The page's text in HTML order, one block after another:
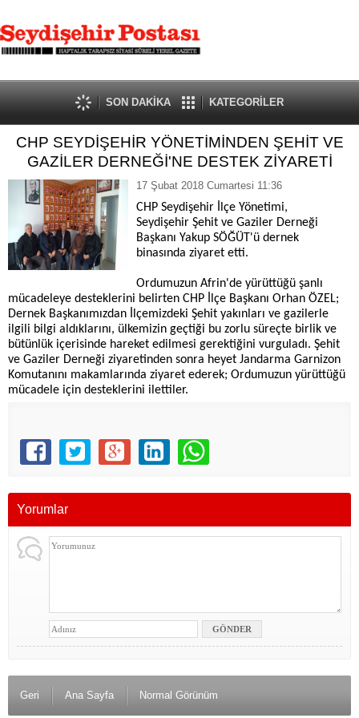
SON DAKİKA KATEGORİLER
CHP SEYDİŞEHİR YÖNETİMİNDEN ŞEHİT VE
GAZİLER DERNEĞİ'NE DESTEK ZİYARETİ
17 Şubat 2018 Cumartesi 11:36
CHP Seydişehir İlçe Yönetimi,
Seydişehir Şehit ve Gaziler Derneği
Başkanı Yakup SÖĞÜT'ü dernek
binasında ziyaret etti.
Ordumuzun Afrin'de yürüttüğü şanlı
mücadeleye desteklerini belirten CHP İlçe Başkanı Orhan ÖZEL;
Dernek Başkanımızdan İlçemizdeki Şehit yakınları ve gazilerle
ilgili bilgi aldıklarını, ülkemizin geçtiği bu zorlu süreçte birlik ve
bütünlük içerisinde hareket edilmesi gerektiğini vurguladı. Şehit
ve Gaziler Derneği ziyaretinden sonra heyet Jandarma Garnizon
Komutanını makamlarında ziyaret ederek; Ordumuzun yürüttüğü
mücadele için desteklerini ilettiler.
Yorumlar
Geri Ana Sayfa Normal Görünüm